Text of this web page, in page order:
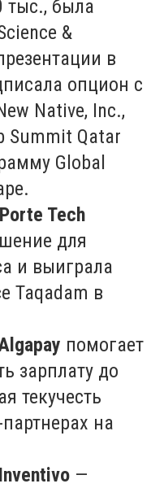
тыс., была
&
в
опцион с
Native, Inc.,
Summit Qatar
Global
Porte Tech
для
и выиграла
Taqadam в
помогает
зарплату до
текучесть
на
Inventivo —